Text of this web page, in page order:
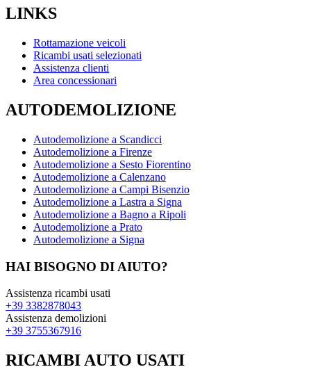
LINKS
Rottamazione veicoli
Ricambi usati selezionati
Assistenza clienti
Area concessionari
AUTODEMOLIZIONE
Autodemolizione a Scandicci
Autodemolizione a Firenze
Autodemolizione a Sesto Fiorentino
Autodemolizione a Calenzano
Autodemolizione a Campi Bisenzio
Autodemolizione a Lastra a Signa
Autodemolizione a Bagno a Ripoli
Autodemolizione a Prato
Autodemolizione a Signa
HAI BISOGNO DI AIUTO?
Assistenza ricambi usati
+39 3382878043
Assistenza demolizioni
+39 3755367916
RICAMBI AUTO USATI